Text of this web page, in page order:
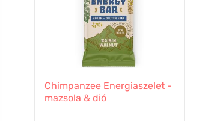
Chimpanzee Energiaszelet -
mazsola & dió